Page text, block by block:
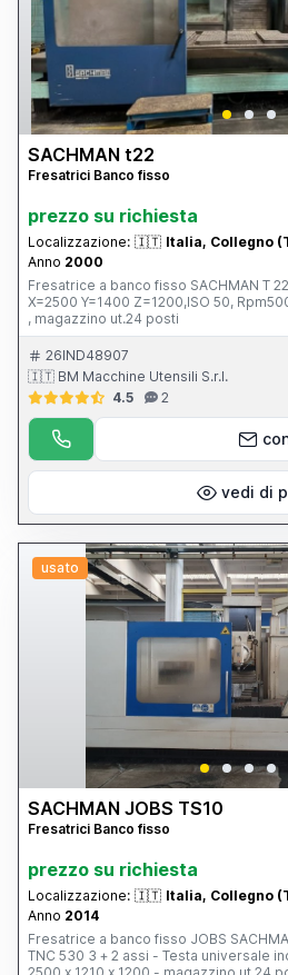
SACHMAN t22
Fresatrici Banco fisso
prezzo su richiesta
Localizzazione: 🇮🇹 Italia, Collegno
Anno 2000
Fresatrice a banco fisso SACHMAN T 22 CNC Heidenhain TNC 430
X=2500 Y=1400 Z=1200,ISO 50,
, magazzino ut.24 posti
26IND48907
🇮🇹 BM Macchine Utensili S.r.l.
4.5
2
vedi di
usato
SACHMAN JOBS TS10
Fresatrici Banco fisso
prezzo su richiesta
Localizzazione: 🇮🇹 Italia, Collegno
Anno 2014
Fresatrice a banco fisso JOBS SACHMAN TS 10 cnc Heidenhain
TNC 530 3 + 2 assi - Testa universale